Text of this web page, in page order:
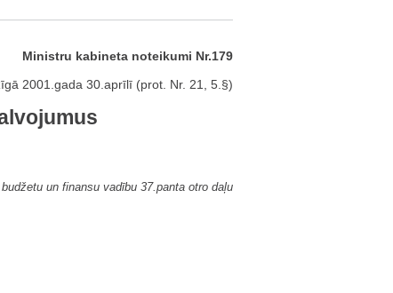
Ministru kabineta noteikumi Nr.179
2001.gada 30.aprīlī (prot. Nr. 21, 5.§)
un finansu vadību 37.panta otro daļu